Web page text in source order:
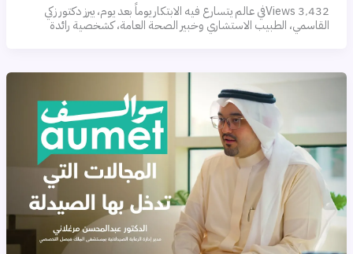
3٬432 Viewsفي عالم يتسارع فيه الابتكار يوماً بعد يوم، يبرز دكتور زكي
القاسمي، الطبيب الاستشاري وخبير الصحة العامة، كشخصية رائدة